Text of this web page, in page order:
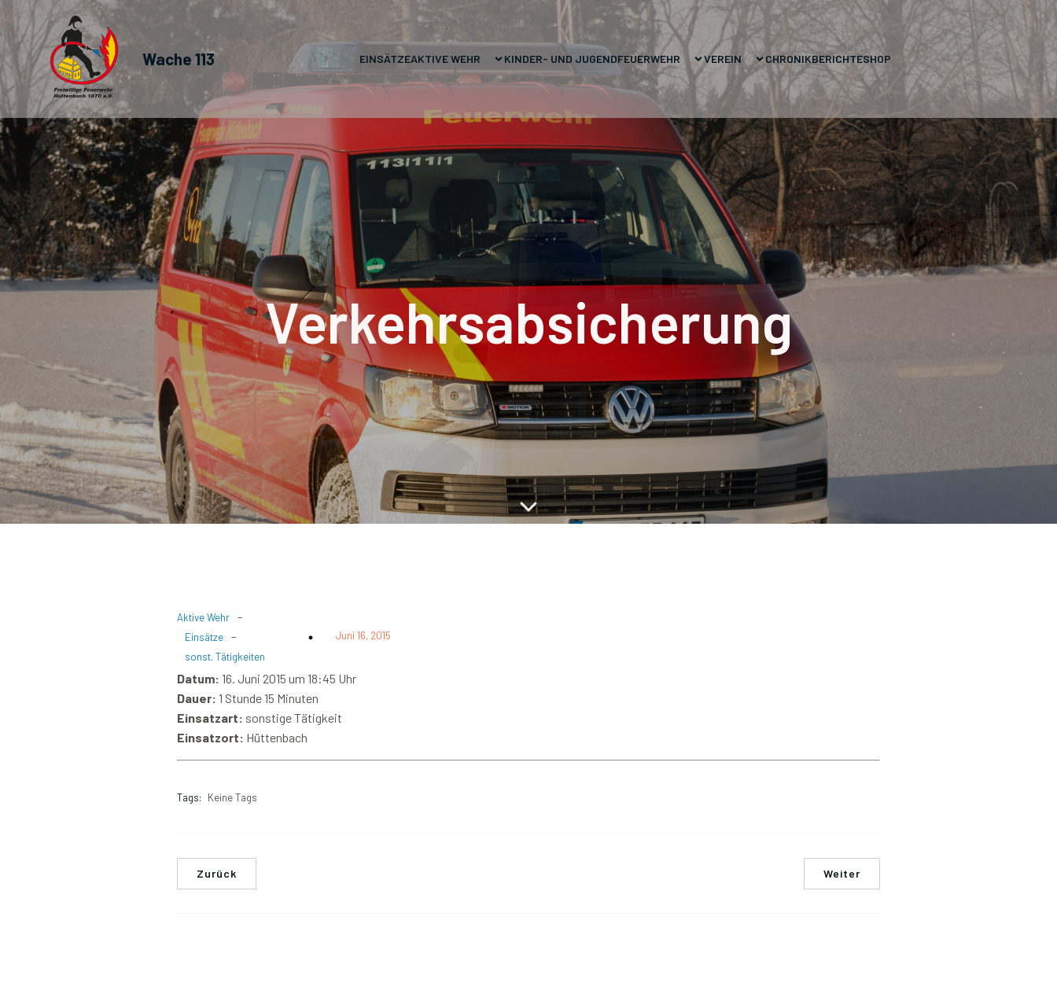
Wache 113 EINSÄTZEAKTIVE WEHR KINDER- UND JUGENDFEUERWEHR VEREIN CHRONIKBERICHTESHOP
Verkehrsabsicherung
Aktive Wehr -
Einsätze -
sonst. Tätigkeiten
Juni 16, 2015
Datum: 16. Juni 2015 um 18:45 Uhr
Dauer: 1 Stunde 15 Minuten
Einsatzart: sonstige Tätigkeit
Einsatzort: Hüttenbach
Tags: Keine Tags
Zurück Weiter